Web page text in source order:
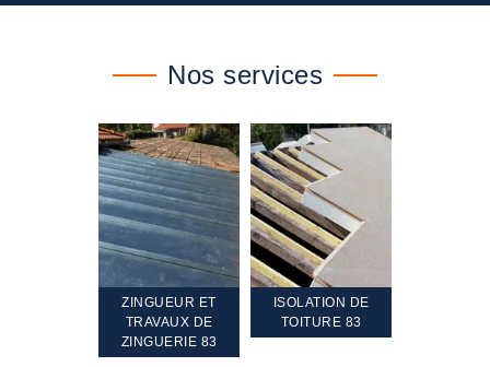
Nos services
ZINGUEUR ET
TRAVAUX DE
ZINGUERIE 83
ISOLATION DE
TOITURE 83